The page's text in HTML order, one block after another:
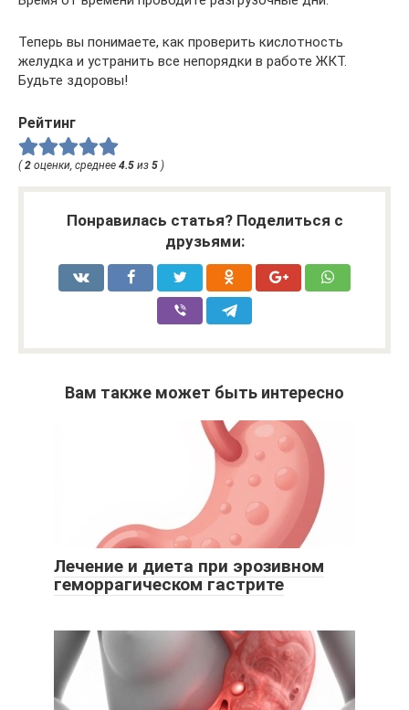
Теперь вы понимаете, как проверить кислотность
желудка и устранить все непорядки в работе ЖКТ.
Будьте здоровы!
Рейтинг
( 2 оценки, среднее 4.5 из 5 )
Понравилась статья? Поделиться с
друзьями:
Вам также может быть интересно
Лечение и диета при эрозивном
геморрагическом гастрите